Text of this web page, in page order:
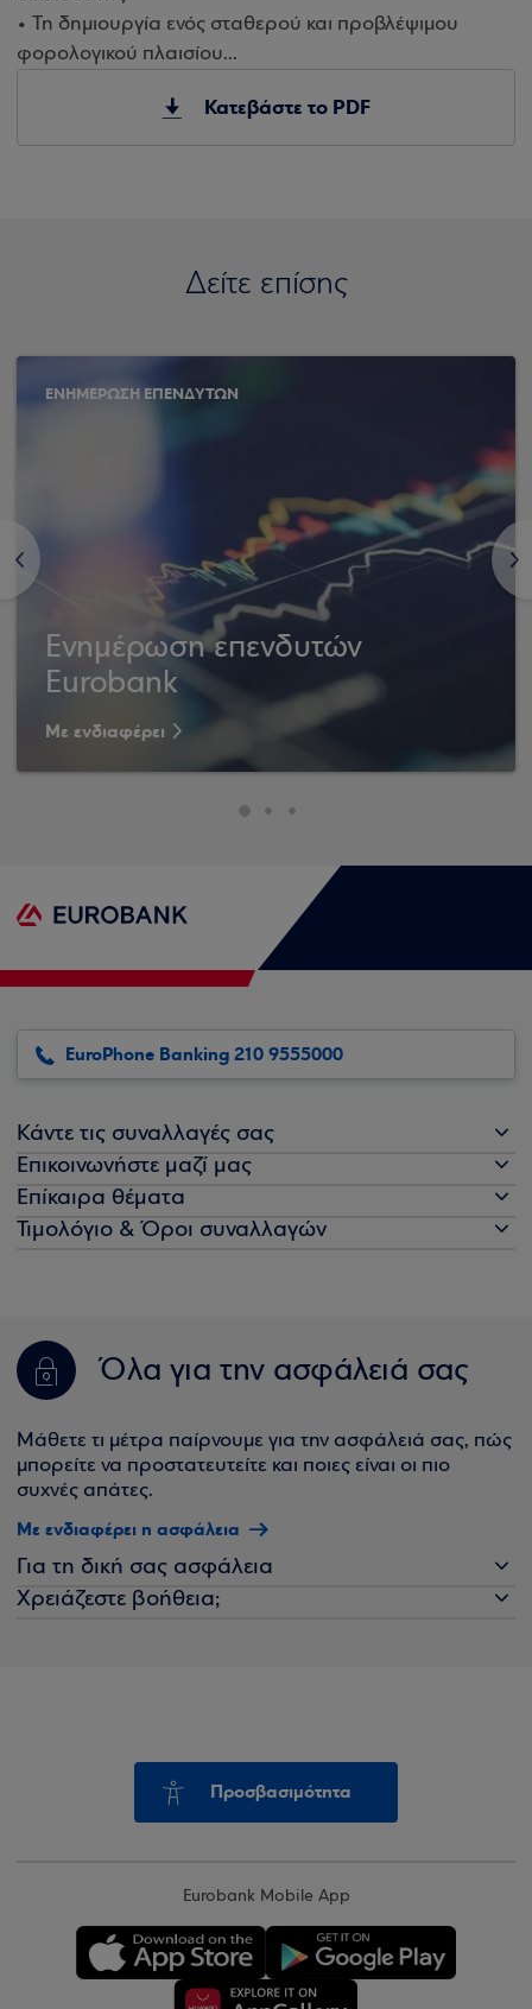
• Τη δημιουργία ενός σταθερού και προβλέψιμου
φορολογικού πλαισίου...
Κατεβάστε το PDF
Δείτε επίσης
<
ΕΝΗΜΕΡΩΣΗ ΕΠΕΝΔΥΤΩΝ
Ενημέρωση επενδυτών
Eurobank
Με ενδιαφέρει
>
EuroPhone Banking 210 9555000
Κάντε τις συναλλαγές σας
Επικοινωνήστε μαζί μας
Επίκαιρα θέματα
Τιμολόγιο & Όροι συναλλαγών
Όλα για την ασφάλειά σας
Μάθετε τι μέτρα παίρνουμε για την ασφάλειά σας, πώς
μπορείτε να προστατευτείτε και ποιες είναι οι πιο
συχνές απάτες.
Με ενδιαφέρει η ασφάλεια
Για τη δική σας ασφάλεια
Χρειάζεστε βοήθεια;
Προσβασιμότητα
Eurobank Mobile App